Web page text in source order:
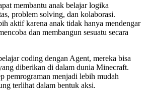
membantu anak belajar logika
problem solving, dan kolaborasi.
aktif karena anak tidak hanya mendengar
dan membangun sesuatu secara
coding dengan Agent, mereka bisa
diberikan di dalam dunia Minecraft.
pemrograman menjadi lebih mudah
terlihat dalam bentuk aksi.